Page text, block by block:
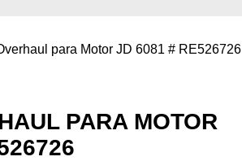
para Motor JD 6081 # RE526726
PARA MOTOR